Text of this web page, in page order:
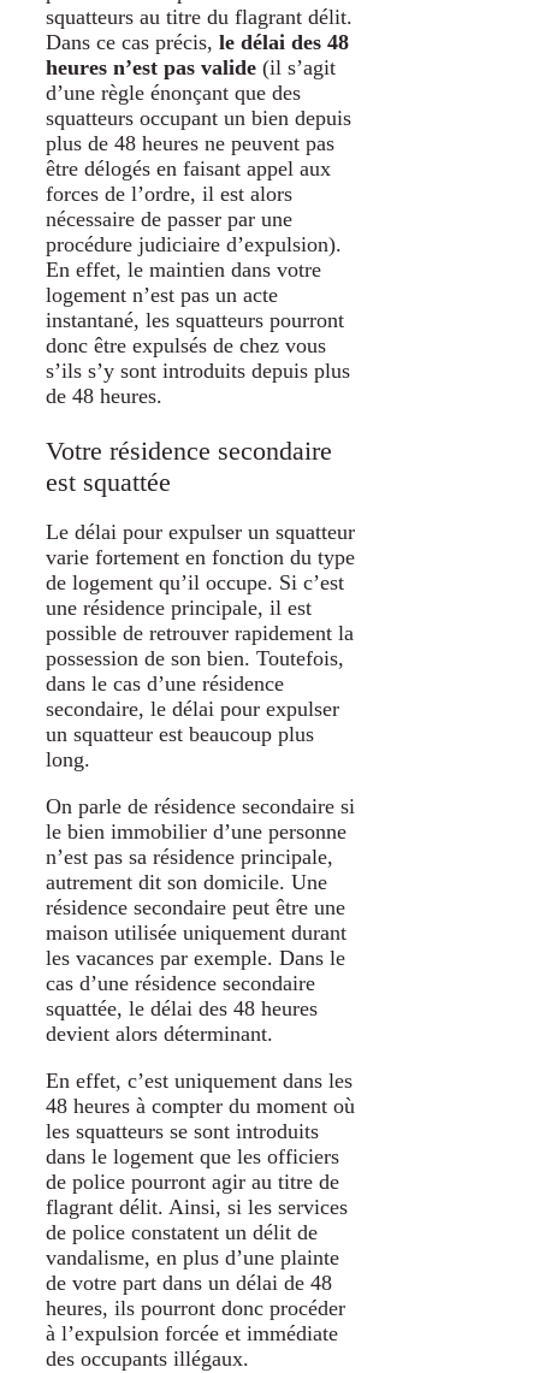
squatteurs au titre du flagrant délit.
Dans ce cas précis, le délai des 48
heures n’est pas valide (il s’agit
d’une règle énonçant que des
squatteurs occupant un bien depuis
plus de 48 heures ne peuvent pas
être délogés en faisant appel aux
forces de l’ordre, il est alors
nécessaire de passer par une
procédure judiciaire d’expulsion).
En effet, le maintien dans votre
logement n’est pas un acte
instantané, les squatteurs pourront
donc être expulsés de chez vous
s’ils s’y sont introduits depuis plus
de 48 heures.
Votre résidence secondaire
est squattée
Le délai pour expulser un squatteur
varie fortement en fonction du type
de logement qu’il occupe. Si c’est
une résidence principale, il est
possible de retrouver rapidement la
possession de son bien. Toutefois,
dans le cas d’une résidence
secondaire, le délai pour expulser
un squatteur est beaucoup plus
long.
On parle de résidence secondaire si
le bien immobilier d’une personne
n’est pas sa résidence principale,
autrement dit son domicile. Une
résidence secondaire peut être une
maison utilisée uniquement durant
les vacances par exemple. Dans le
cas d’une résidence secondaire
squattée, le délai des 48 heures
devient alors déterminant.
En effet, c’est uniquement dans les
48 heures à compter du moment où
les squatteurs se sont introduits
dans le logement que les officiers
de police pourront agir au titre de
flagrant délit. Ainsi, si les services
de police constatent un délit de
vandalisme, en plus d’une plainte
de votre part dans un délai de 48
heures, ils pourront donc procéder
à l’expulsion forcée et immédiate
des occupants illégaux.